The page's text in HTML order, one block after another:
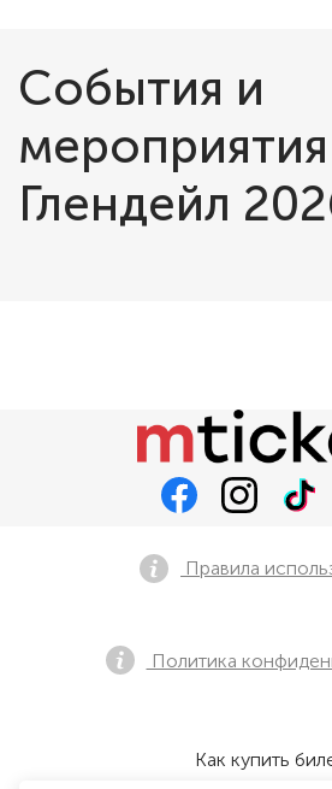
События и
мероприятия
Глендейл
Правила
Политика
Как купить